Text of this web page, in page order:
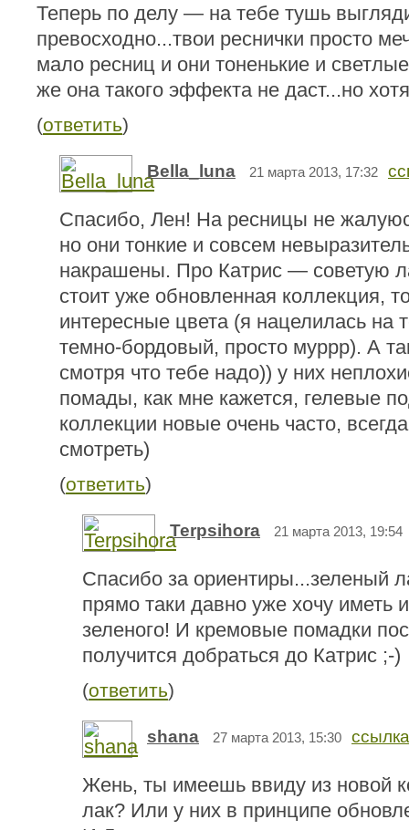
Теперь по делу — на тебе тушь
превосходно...твои реснички просто
мало ресниц и они тоненькие и
же она такого эффекта не даст...но
(ответить)
Bella_luna 21 марта 2013, 17:32
Спасибо, Лен! На ресницы не
но они тонкие и совсем
накрашены. Про Катрис — советую
стоит уже обновленная коллекция,
интересные цвета (я нацелилась на
темно-бордовый, просто муррр). А
смотря что тебе надо)) у них
помады, как мне кажется, гелевые
коллекции новые очень часто,
смотреть)
(ответить)
Terpsihora 21 марта 2013, 19:54
Спасибо за ориентиры...зеленый
прямо таки давно уже хочу иметь
зеленого! И кремовые помадки
получится добраться до Катрис ;-)
(ответить)
shana 27 марта 2013, 15:30 ссылка
Жень, ты имеешь ввиду из новой
лак? Или у них в принципе